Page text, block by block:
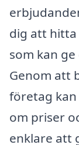
dig att
som kan
Genom att
företag
om priser
enklare att